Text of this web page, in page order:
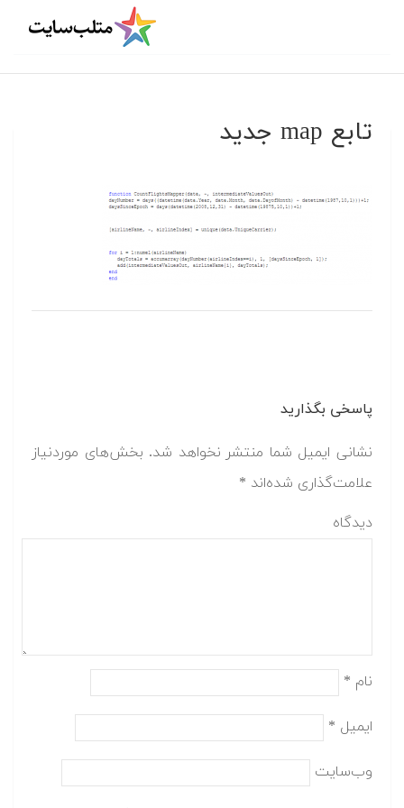
تابع map جدید
پاسخی بگذارید
نشانی ایمیل شما منتشر نخواهد شد. بخش‌های موردنیاز
علامت‌گذاری شده‌اند *
دیدگاه
نام *
ایمیل *
وب‌سایت